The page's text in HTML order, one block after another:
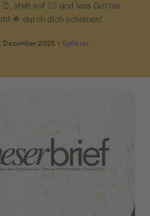
steh auf 🚶‍♀️ und lass Gottes
🌟 durch dich scheinen!
Dezember 2025 • Epheser